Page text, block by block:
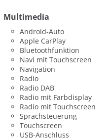
Multimedia
Android-Auto
Apple CarPlay
Bluetoothfunktion
Navi mit Touchscreen
Navigation
Radio
Radio DAB
Radio mit Farbdisplay
Radio mit Touchscreen
Sprachsteuerung
Touchscreen
USB-Anschluss